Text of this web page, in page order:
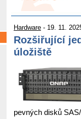
Hardware - 19. 11.
Rozšiřující
úložiště
pevných disků